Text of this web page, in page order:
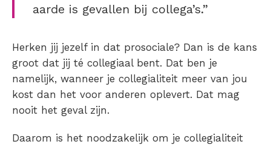
aarde is gevallen bij collega’s.”
Herken jij jezelf in dat prosociale? Dan is de kans
groot dat jij té collegiaal bent. Dat ben je
namelijk, wanneer je collegialiteit meer van jou
kost dan het voor anderen oplevert. Dat mag
nooit het geval zijn.
Daarom is het noodzakelijk om je collegialiteit